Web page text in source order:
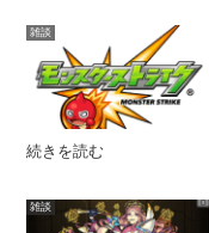
雑談
続きを読む
雑談